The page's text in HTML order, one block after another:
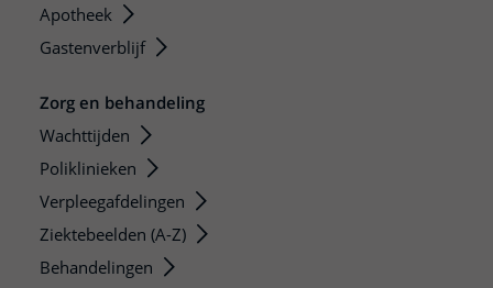
Apotheek
Gastenverblijf
Zorg en behandeling
Wachttijden
Poliklinieken
Verpleegafdelingen
Ziektebeelden (A-Z)
Behandelingen